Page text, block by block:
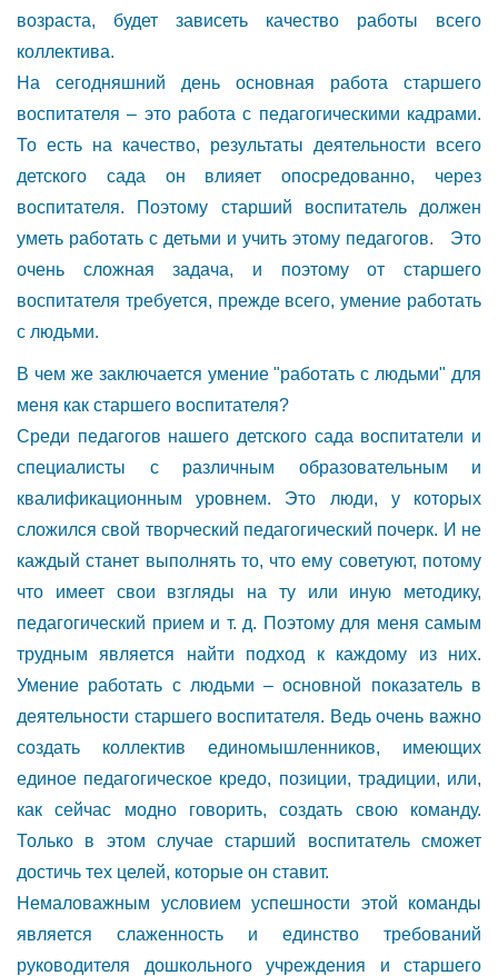
возраста, будет зависеть качество работы всего
коллектива.
На сегодняшний день основная работа старшего
воспитателя – это работа с педагогиче­скими кадрами.
То есть на качество, результаты деятельности всего
детского сада он влияет опосредованно, через
воспитателя. Поэтому старший воспитатель должен
уметь работать с детьми и учить этому педагогов. Это
очень сложная задача, и поэтому от старшего
воспитателя требуется, прежде всего, умение работать
с людьми.
В чем же заключается умение "работать с людьми" для
меня как старшего воспитателя?
Среди педагогов нашего детского сада воспитатели и
специалисты с различным образовательным и
квалификационным уровнем. Это люди, у которых
сложился свой творческий педагогический почерк. И не
каждый станет выполнять то, что ему советуют, потому
что имеет свои взгляды на ту или иную методику,
педагогический прием и т. д. Поэтому для меня самым
трудным является найти подход к каждому из них.
Умение работать с людьми – основной показатель в
деятельности старшего воспитателя. Ведь очень важно
создать коллектив единомышленников, имеющих
единое педагогическое кредо, позиции, традиции, или,
как сейчас модно говорить, создать свою команду.
Только в этом случае старший воспитатель сможет
достичь тех целей, которые он ставит.
Немаловажным условием успешности этой команды
является слаженность и единство требований
руководителя дошкольного учреждения и старшего